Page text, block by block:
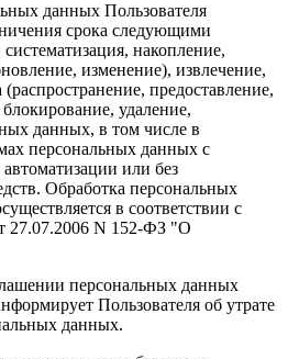
данных Пользователя
срока следующими
накопление,
изменение), извлечение,
предоставление,
удаление,
данных, в том числе в
персональных данных с
или без
Обработка персональных
в соответствии с
27.07.2006 N 152-ФЗ "О
персональных данных
Пользователя об утрате
данных.